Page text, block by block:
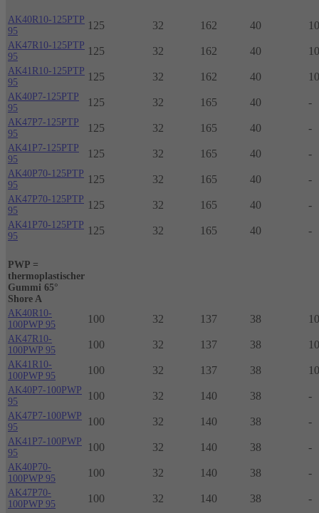
AK40R10-125PTP
95
125 32 162 40 10
AK47R10-125PTP
95
125 32 162 40 10
AK41R10-125PTP
95
125 32 162 40 10
AK40P7-125PTP
95
125 32 165 40 -
AK47P7-125PTP
95
125 32 165 40 -
AK41P7-125PTP
95
125 32 165 40 -
AK40P70-125PTP
95
125 32 165 40 -
AK47P70-125PTP
95
125 32 165 40 -
AK41P70-125PTP
95
125 32 165 40 -
PWP =
thermoplastischer
Gummi 65°
Shore A
AK40R10-
100PWP 95
100 32 137 38 10
AK47R10-
100PWP 95
100 32 137 38 10
AK41R10-
100PWP 95
100 32 137 38 10
AK40P7-100PWP
95
100 32 140 38 -
AK47P7-100PWP
95
100 32 140 38 -
AK41P7-100PWP
95
100 32 140 38 -
AK40P70-
100PWP 95
100 32 140 38 -
AK47P70-
100PWP 95
100 32 140 38 -